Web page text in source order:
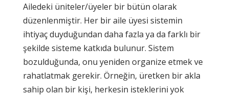
Ailedeki üniteler/üyeler bir bütün olarak
düzenlenmiştir. Her bir aile üyesi sistemin
ihtiyaç duyduğundan daha fazla ya da farklı bir
şekilde sisteme katkıda bulunur. Sistem
bozulduğunda, onu yeniden organize etmek ve
rahatlatmak gerekir. Örneğin, üretken bir akla
sahip olan bir kişi, herkesin isteklerini yok